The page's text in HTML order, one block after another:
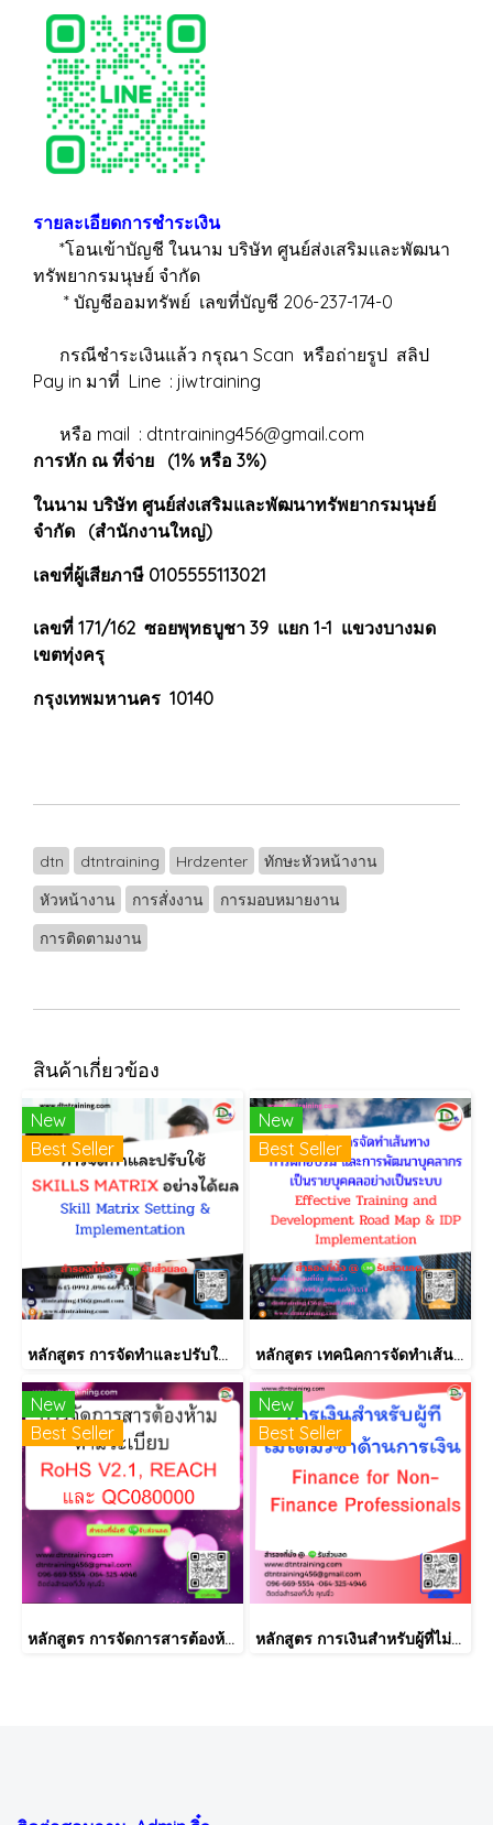
รายละเอียดการชำระเงิน
*โอนเข้าบัญชี ในนาม บริษัท ศูนย์ส่งเสริมและพัฒนา
ทรัพยากรมนุษย์ จำกัด
* บัญชีออมทรัพย์ เลขที่บัญชี 206-237-174-0
กรณีชำระเงินแล้ว กรุณา Scan หรือถ่ายรูป สลิป
Pay in มาที่ Line : jiwtraining
หรือ mail : dtntraining456@gmail.com
การหัก ณ ที่จ่าย (1% หรือ 3%)
ในนาม บริษัท ศูนย์ส่งเสริมและพัฒนาทรัพยากรมนุษย์
จำกัด (สำนักงานใหญ่)
เลขที่ผู้เสียภาษี 0105555113021
เลขที่ 171/162 ซอยพุทธบูชา 39 แยก 1-1 แขวงบางมด
เขตทุ่งครุ
กรุงเทพมหานคร 10140
dtn dtntraining Hrdzenter
ทักษะหัวหน้างาน
หัวหน้างาน
การสั่งงาน
การมอบหมายงาน
การติดตามงาน
สินค้าเกี่ยวข้อง
New
Best Seller
หลักสูตร การจัดทำและปรับใช้ SKILLS MATRIX อย่างได้ผล Skill Matrix Setting & Implementation
New
Best Seller
หลักสูตร เทคนิคการจัดทำเส้นทางการฝึกอบรม และการพัฒนาบุคลากร เป็นรายบุคคลอย่างเป็นระบบ Effective Training and Development Road Map & IDP Implementation
New
Best Seller
หลักสูตร การจัดการสารต้องห้ามตามระเบียบ RoHS V2.1, REACH และ QC080000
New
Best Seller
หลักสูตร การเงินสำหรับผู้ที่ไม่ได้มีวิชาชีพด้านการเงิน (Finance for Non-Finance Professionals)